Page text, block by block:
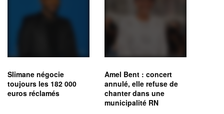
Slimane négocie
toujours les 182 000
euros réclamés
Amel Bent : concert
annulé, elle refuse de
chanter dans une
municipalité RN